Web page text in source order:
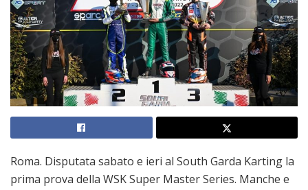
Roma. Disputata sabato e ieri al South Garda Karting la
prima prova della WSK Super Master Series. Manche e